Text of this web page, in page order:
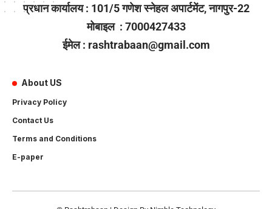
प्रधान कार्यालय : 101/5 गणेश स्नेहल अपार्टमेंट, नागपुर-22
मोबाइल : 7000427433
ईमेल : rashtrabaan@gmail.com
About US
Privacy Policy
Contact Us
Terms and Conditions
E-paper